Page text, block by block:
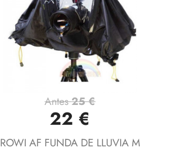
Vista rápida
Antes25 €
22 €
ROWI AF FUNDA DE LLUVIA M